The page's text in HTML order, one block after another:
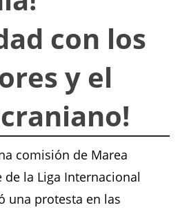
con los
y el
comisión de Marea
la Liga Internacional
una protesta en las